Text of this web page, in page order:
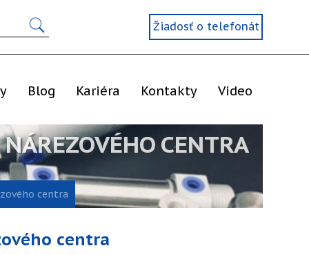
Žiadosť o telefonát
Blog Kariéra Kontakty Video
CENTRA
centra
centra